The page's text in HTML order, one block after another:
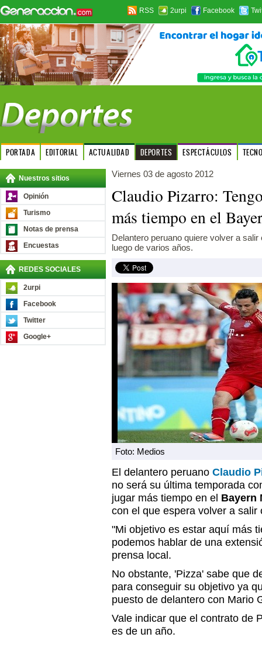
RSS 2urpi Facebook
PORTADA EDITORIAL ACTUALIDAD DEPORTES ESPECTÁCULOS
Nuestros sitios
Opinión
Turismo
Notas de prensa
Encuestas
REDES SOCIALES
2urpi
Facebook
Twitter
Google+
Viernes 03 de agosto 2012
Claudio Pizarro:
más tiempo en el
Delantero peruano quiere volver a
luego de varios años.
Foto: Medios
El delantero peruano Claudio
no será su última temporada
jugar más tiempo en el Bayern
con el que espera volver a salir
"Mi objetivo es estar aquí más
podemos hablar de una
prensa local.
No obstante, 'Pizza' sabe que
para conseguir su objetivo ya
puesto de delantero con Mario
Vale indicar que el contrato de
es de un año.